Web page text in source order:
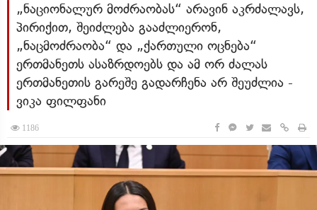
„ნაციონალურ მოძრაობას“ არავინ აკრძალავს,
პირიქით, შეიძლება გააძლიერონ,
„ნაცმოძრაობა“ და „ქართული ოცნება“
ერთმანეთს ასაზრდოებს და ამ ორ ძალას
ერთმანეთის გარეშე გადარჩენა არ შეუძლია -
ვიკა ფილფანი
1186